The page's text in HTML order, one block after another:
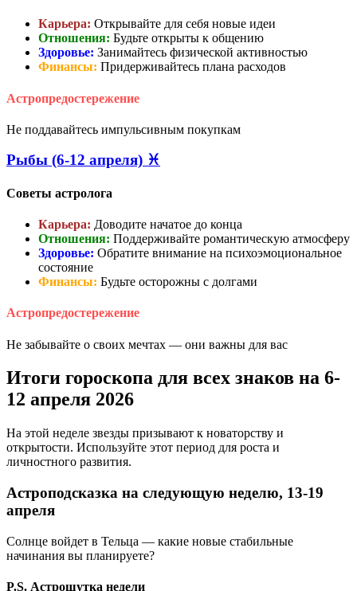
Карьера: Открывайте для себя новые идеи
Отношения: Будьте открыты к общению
Здоровье: Занимайтесь физической активностью
Финансы: Придерживайтесь плана расходов
Астропредостережение
Не поддавайтесь импульсивным покупкам
Рыбы (6-12 апреля) ♓
Советы астролога
Карьера: Доводите начатое до конца
Отношения: Поддерживайте романтическую атмосферу
Здоровье: Обратите внимание на психоэмоциональное
состояние
Финансы: Будьте осторожны с долгами
Астропредостережение
Не забывайте о своих мечтах — они важны для вас
Итоги гороскопа для всех знаков на 6-
12 апреля 2026
На этой неделе звезды призывают к новаторству и
открытости. Используйте этот период для роста и
личностного развития.
Астроподсказка на следующую неделю, 13-19
апреля
Солнце войдет в Тельца — какие новые стабильные
начинания вы планируете?
P.S. Астрошутка недели